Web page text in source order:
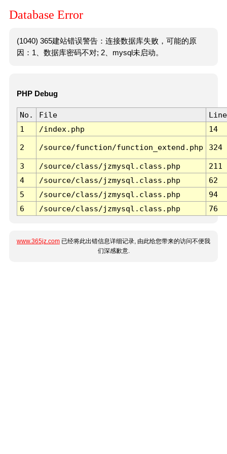
Database Error
(1040) 365建站错误警告：连接数据库失败，可能的原
因：1、数据库密码不对; 2、mysql未启动。
PHP Debug
No. File
Line
1
/index.php 14
2 /source/function/function_extend.php 324
3 /source/class/jzmysql.class.php
211
4
/source/class/jzmysql.class.php
62
5
/source/class/jzmysql.class.php
94
6
/source/class/jzmysql.class.php 76
www.365jz.com 已经将此出错信息详细记录, 由此给您带来的访问不便我
们深感歉意.